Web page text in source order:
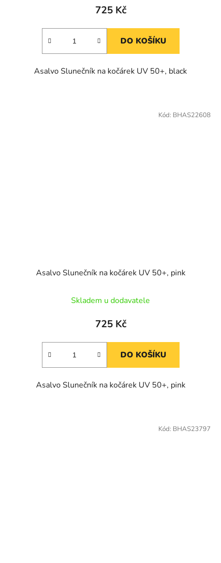
725 Kč
DO KOŠÍKU
Asalvo Slunečník na kočárek UV 50+, black
Asalvo Slunečník na kočárek UV 50+, pink
Skladem u dodavatele
725 Kč
DO KOŠÍKU
Asalvo Slunečník na kočárek UV 50+, pink
Kód: BHAS22608
Kód: BHAS23797